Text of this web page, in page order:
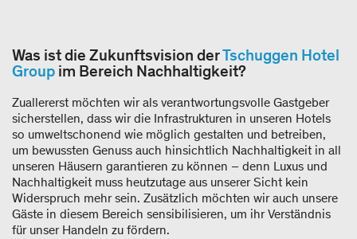
Was ist die Zukunftsvision derTschuggen Hotel
Group im Bereich Nachhaltigkeit?
Zuallererst möchten wir als verantwortungsvolle Gastgeber
sicherstellen, dass wir die Infrastrukturen in unseren Hotels
so umweltschonend wie möglich gestalten und betreiben,
um bewussten Genuss auch hinsichtlich Nachhaltigkeit in all
unseren Häusern garantieren zu können – denn Luxus und
Nachhaltigkeit muss heutzutage aus unserer Sicht kein
Widerspruch mehr sein. Zusätzlich möchten wir auch unsere
Gäste in diesem Bereich sensibilisieren, um ihr Verständnis
für unser Handeln zu fördern.